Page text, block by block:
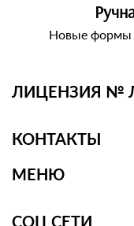
Новые формы
ЛИЦЕНЗИЯ №
КОНТАКТЫ
МЕНЮ
СОЦ СЕТИ